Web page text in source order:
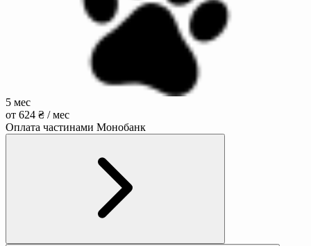
5 мес
от 624 ₴ / мес
Оплата частинами Монобанк